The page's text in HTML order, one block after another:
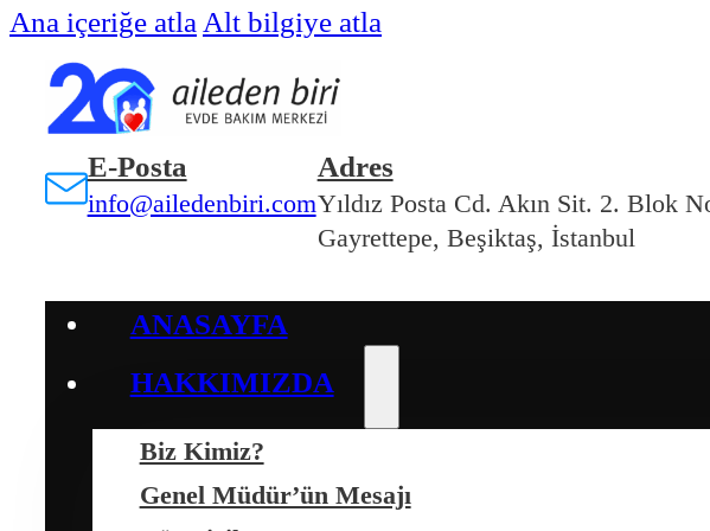
Ana içeriğe atla Alt bilgiye atla
E-Posta
info@ailedenbiri.com
Adres
Yıldız Posta Cd. Akın Sit. 2. Blok
Gayrettepe, Beşiktaş, İstanbul
ANASAYFA
HAKKIMIZDA
Biz Kimiz?
Genel Müdür’ün Mesajı